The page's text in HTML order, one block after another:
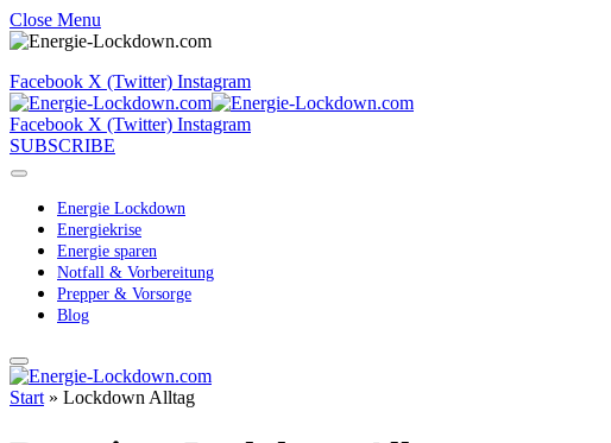
Close Menu
Facebook X (Twitter) Instagram
Facebook X (Twitter) Instagram
SUBSCRIBE
Energie Lockdown
Energiekrise
Energie sparen
Notfall & Vorbereitung
Prepper & Vorsorge
Blog
Start » Lockdown Alltag